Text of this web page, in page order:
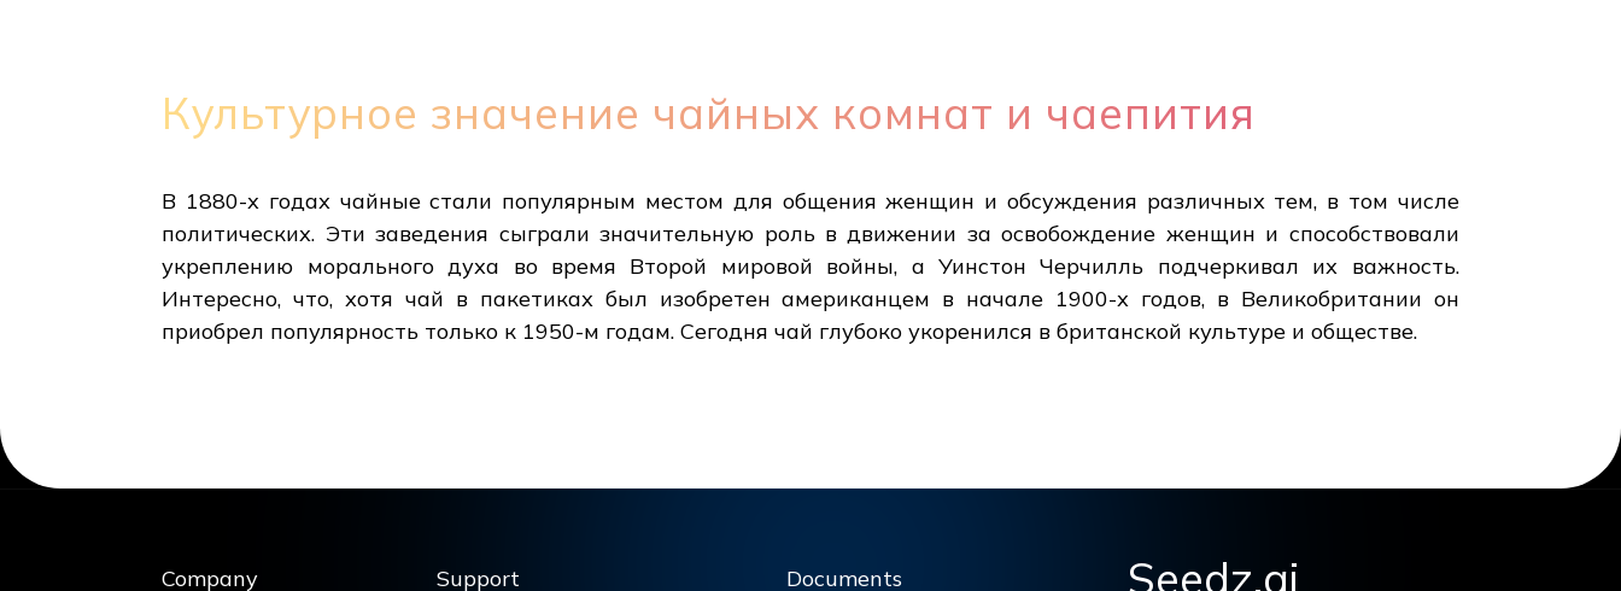
Культурное значение чайных комнат и чаепития
В 1880-х годах чайные стали популярным местом для общения женщин и обсуждения различных тем, в том числе
политических. Эти заведения сыграли значительную роль в движении за освобождение женщин и способствовали
укреплению морального духа во время Второй мировой войны, а Уинстон Черчилль подчеркивал их важность.
Интересно, что, хотя чай в пакетиках был изобретен американцем в начале 1900-х годов, в Великобритании он
приобрел популярность только к 1950-м годам. Сегодня чай глубоко укоренился в британской культуре и обществе.
Company Support Documents Seedz.ai